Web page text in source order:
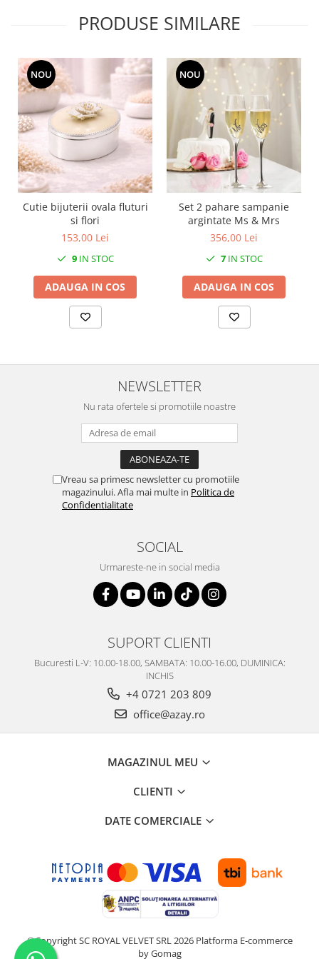
SERENDIPITY PLATINUM
CHELSEA
CELESTIAL
PATCHWORK WILLOW
BLUE LILY
HIBISCUS
SWAN
FLORENTINE TURQUOISE
ANTHEMION GREY
RENAISSANCE RED
SERENDIPITY WHITE
FLOWER FESTIVAL RED
CHIQUE STRIPES VERDE
Royal White
CHIQUE STRIPES GALBEN
CHIQUE GALBEN
PRODUSE SIMILARE
NOU
Cutie bijuterii ovala fluturi
si flori
153,00 Lei
9IN STOC
ADAUGA IN COS
NOU
Set 2 pahare sampanie
argintate Ms & Mrs
356,00 Lei
7IN STOC
ADAUGA IN COS
NEWSLETTER
Nu rata ofertele si promotiile noastre
Vreau sa primesc newsletter cu promotiile
magazinului. Afla mai multe in Politica de
Confidentialitate
SOCIAL
Urmareste-ne in social media
SUPORT CLIENTI
Bucuresti L-V: 10.00-18.00, SAMBATA: 10.00-16.00, DUMINICA:
INCHIS
+4 0721 203 809
office@azay.ro
MAGAZINUL MEU
CLIENTI
DATE COMERCIALE
©Copyright SC ROYAL VELVET SRL 2026 Platforma E-commerce
by Gomag